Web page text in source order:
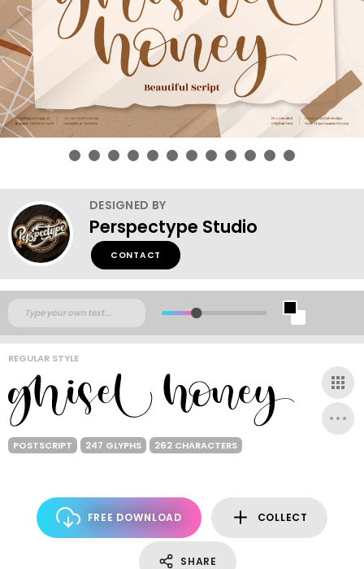
DESIGNED BY
Perspectype Studio
CONTACT
REGULAR STYLE
POSTSCRIPT 247 GLYPHS 262 CHARACTERS
FREE DOWNLOAD COLLECT
SHARE